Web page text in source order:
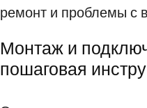
ремонт и проблемы с
Монтаж и
пошаговая